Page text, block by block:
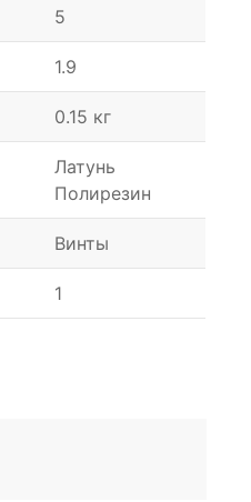
5
1.9
0.15 кг
Латунь
Полирезин
Винты
1